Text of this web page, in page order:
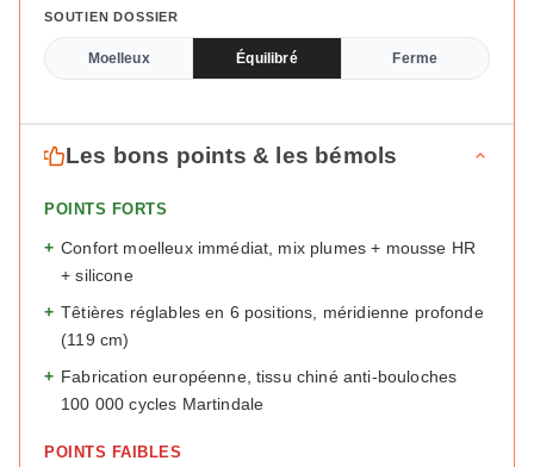
SOUTIEN DOSSIER
Moelleux Équilibré Ferme
Les bons points & les bémols
POINTS FORTS
+ Confort moelleux immédiat, mix plumes + mousse HR
+ silicone
+ Têtières réglables en 6 positions, méridienne profonde
(119 cm)
+ Fabrication européenne, tissu chiné anti-bouloches
100 000 cycles Martindale
POINTS FAIBLES